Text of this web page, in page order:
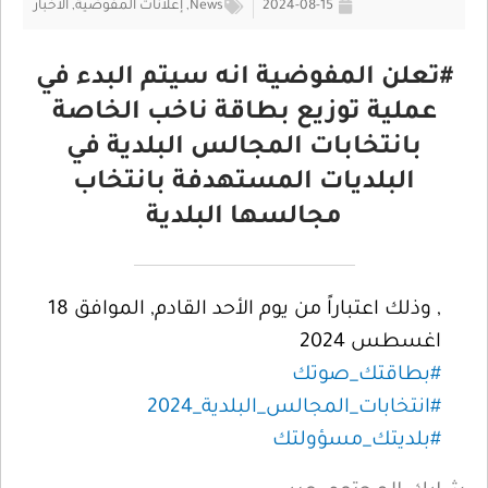
2024-08-15
News
, إعلانات المفوضية, الأخبار
#تعلن المفوضية انه سيتم البدء في
عملية توزيع بطاقة ناخب الخاصة
بانتخابات المجالس البلدية في
البلديات المستهدفة بانتخاب
مجالسها البلدية
, وذلك اعتباراً من يوم الأحد القادم, الموافق 18
اغسطس 2024
#بطاقتك_صوتك
#انتخابات_المجالس_البلدية_2024
#بلديتك_مسؤولتك